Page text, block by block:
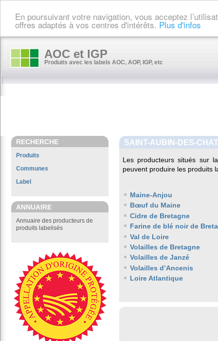
En poursuivant votre navigation, vous acceptez
offres adaptés à vos centres d'intérêts. Plus d'infos
AOC et IGP
Produits avec les labels AOC, AOP, IGP, etc
RECHERCHE
Produits
Communes
Label
ANNUAIRE
Annuaire des producteurs de
produits labelisés
SAINT-AUBIN-DES-
Les producteurs situés sur
peuvent produire les produits
Maine-Anjou
Bœuf du Maine
Cidre de Bretagne
Farine de blé noir de
Val de Loire
Volailles de Bretagne
Volailles de Janzé
Volailles d’Ancenis
Loire Atlantique